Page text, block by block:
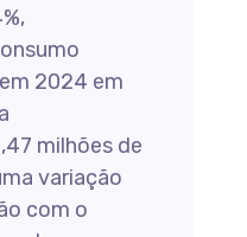
2024 em
milhões de
variação
com o